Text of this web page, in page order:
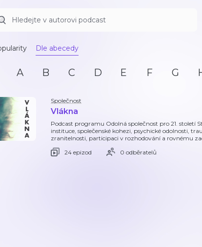
Dle abecedy
A B C D E F G
Společnost
Vlákna
Podcast programu Odolná společnost pro 21. století
instituce, společenské kohezi, psychické odolnosti,
zranitelnosti, participaci v rozhodování a rovnému
24 epizod
0 odběratelů